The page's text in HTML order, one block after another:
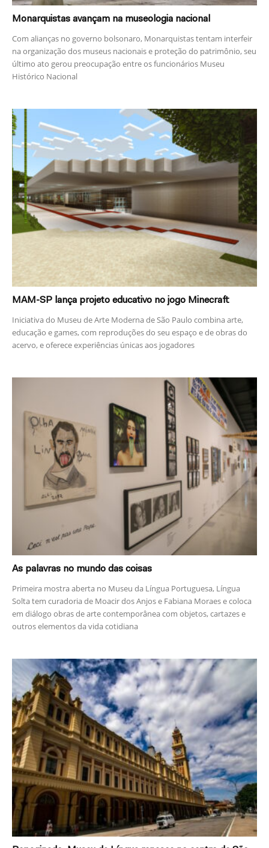
Monarquistas avançam na museologia nacional
Com alianças no governo bolsonaro, Monarquistas tentam interfeir
na organização dos museus nacionais e proteção do patrimônio, seu
último ato gerou preocupação entre os funcionários Museu
Histórico Nacional
MAM-SP lança projeto educativo no jogo Minecraft
Iniciativa do Museu de Arte Moderna de São Paulo combina arte,
educação e games, com reproduções do seu espaço e de obras do
acervo, e oferece experiências únicas aos jogadores
As palavras no mundo das coisas
Primeira mostra aberta no Museu da Língua Portuguesa, Língua
Solta tem curadoria de Moacir dos Anjos e Fabiana Moraes e coloca
em diálogo obras de arte contemporânea com objetos, cartazes e
outros elementos da vida cotidiana